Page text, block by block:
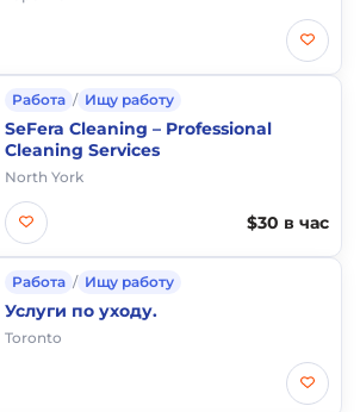
Работа / Ищу работу
SeFera Cleaning – Professional
Cleaning Services
North York
$30 в час
Работа / Ищу работу
Услуги по уходу.
Toronto